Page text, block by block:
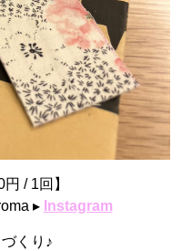
/ 1回】
▸ Instagram
くり♪